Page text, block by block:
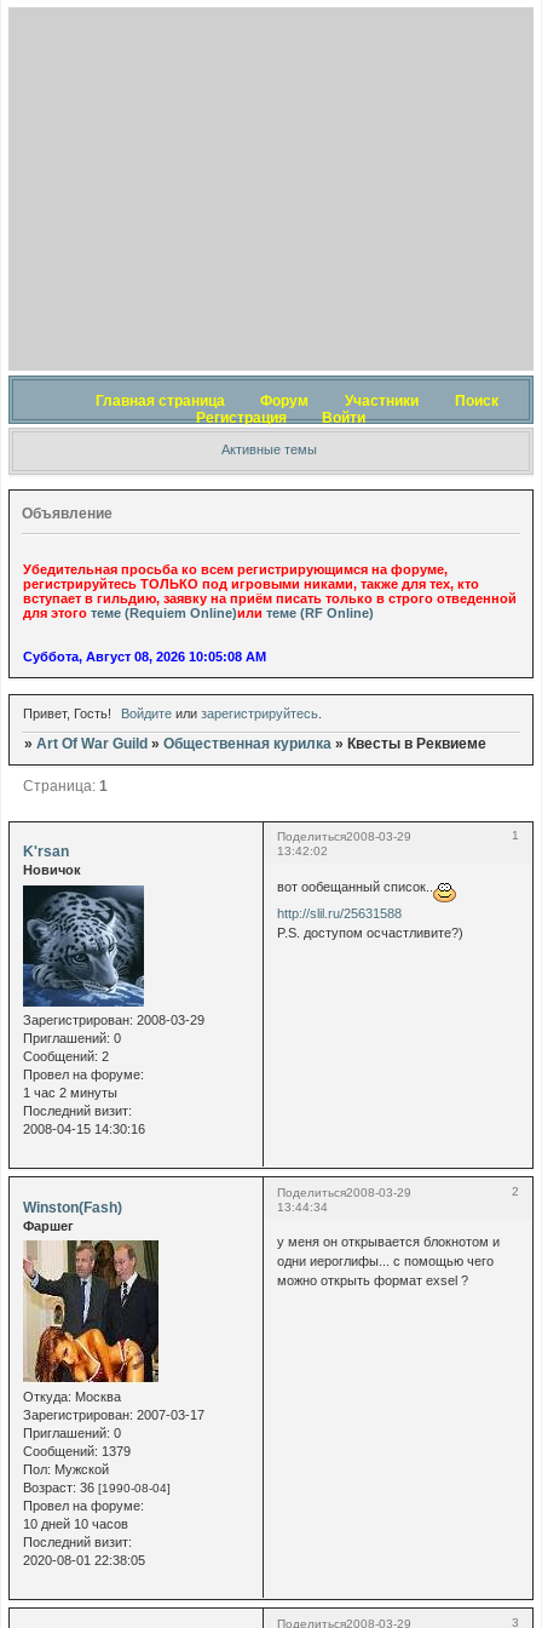
Главная страница Форум Участники
Поиск
Регистрация
Войти
Активные темы
Объявление
Убедительная просьба ко всем регистрирующимся на форуме,
регистрируйтесь ТОЛЬКО под игровыми никами, также для тех, кто
вступает в гильдию, заявку на приём писать только в строго отведенной
для этого теме (Requiem Online)или теме (RF Online)
Суббота, Август 08, 2026 10:05:08 AM
Привет, Гость! Войдите илизарегистрируйтесь
» Art Of War Guild » Общественная курилка » Квесты в Реквиеме
Страница: 1
Поделиться 1
2008-03-29
13:42:02
K'rsan
Новичок
Зарегистрирован: 2008-03-29
Приглашений: 0
Сообщений: 2
Провел на форуме:
1 час 2 минуты
Последний визит:
2008-04-15 14:30:16
вот ообещанный список..
http://slil.ru/25631588
P.S. доступом осчастливите?)
Поделиться 2
2008-03-29
13:44:34
Winston(Fash)
Фаршег
Откуда: Москва
Зарегистрирован: 2007-03-17
Приглашений: 0
Сообщений: 1379
Пол: Мужской
Возраст: 36 [1990-08-04]
Провел на форуме:
10 дней 10 часов
Последний визит:
2020-08-01 22:38:05
у меня он открывается блокнотом и
одни иероглифы... с помощью чего
можно открыть формат exsel ?
Поделиться 3
2008-03-29